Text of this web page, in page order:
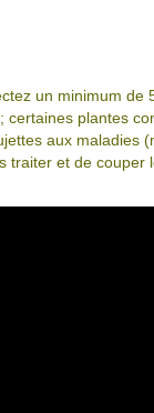
un minimum de
certaines plantes
aux
traiter et de couper